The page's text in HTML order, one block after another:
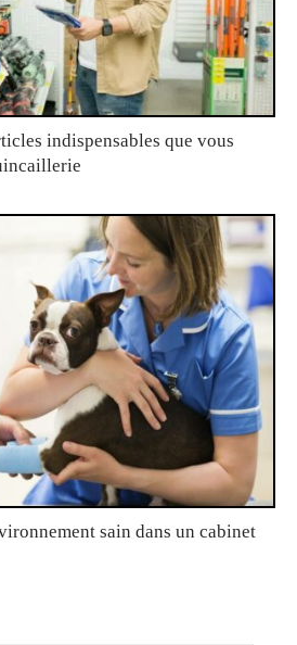
indispensables que vous
sain dans un cabinet